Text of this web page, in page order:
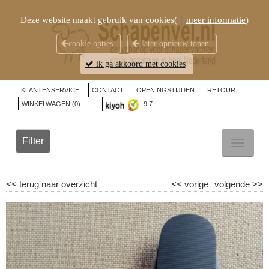
KLANTENSERVICE CONTACT OPENINGSTIJDEN
RETOUR
WINKELWAGEN (0) 9.7
Filter
<< terug naar overzicht volgende >>
<< vorige
Deze website maakt gebruik van cookies( meer informatie)
cookie opties later opnieuw tonen
ik ga akkoord met cookies